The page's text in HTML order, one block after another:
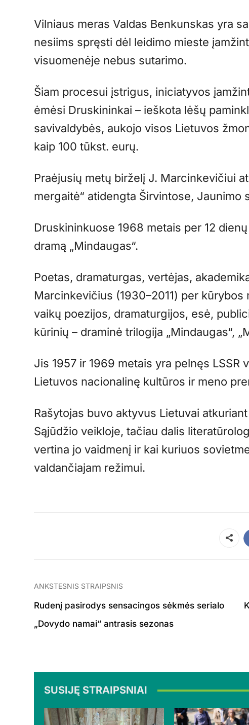
Vilniaus meras Valdas Benkunskas yra
nesiims spręsti dėl leidimo mieste
visuomenėje nebus sutarimo.
Šiam procesui įstrigus, iniciatyvos
ėmėsi Druskininkai – ieškota lėšų
savivaldybės, aukojo visos Lietuvos
kaip 100 tūkst. eurų.
Praėjusių metų birželį J. Marcinkevičiui
mergaitė“ atidengta Širvintose, Jaunimo
Druskininkuose 1968 metais per 12
dramą „Mindaugas“.
Poetas, dramaturgas, vertėjas,
Marcinkevičius (1930–2011) per
vaikų poezijos, dramaturgijos, esė,
kūrinių – draminė trilogija „Mindaugas“,
Jis 1957 ir 1969 metais yra pelnęs LSSR
Lietuvos nacionalinę kultūros ir meno
Rašytojas buvo aktyvus Lietuvai
Sąjūdžio veikloje, tačiau dalis
vertina jo vaidmenį ir kai kuriuos
valdančiajam režimui.
ANKSTESNIS STRAIPSNIS
Rudenį pasirodys sensacingos sėkmės serialo
„Dovydo namai“ antrasis sezonas
SUSIJĘ STRAIPSNIAI